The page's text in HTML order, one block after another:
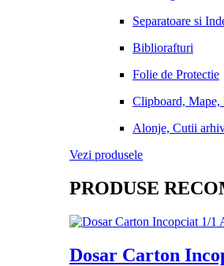
Separatoare si
Bibliorafturi
Folie de Protectie
Clipboard, Mape,
Alonje, Cutii
Vezi produsele
PRODUSE
Dosar Carton